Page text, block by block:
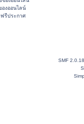
องออนไลน์
ฟรีประกาศ
SMF 2.0.18